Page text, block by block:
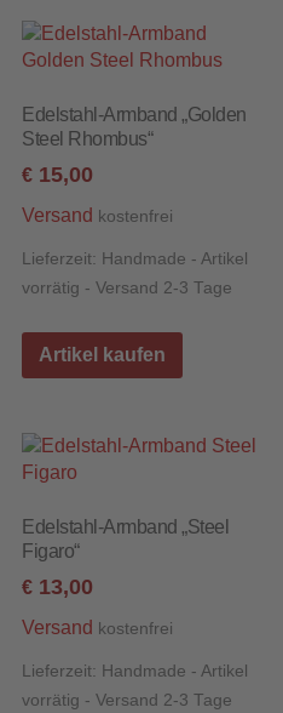
Edelstahl-Armband „Golden
Steel Rhombus“
€ 15,00
Versand kostenfrei
Lieferzeit: Handmade - Artikel
vorrätig - Versand 2-3 Tage
Artikel kaufen
Edelstahl-Armband „Steel
Figaro“
€ 13,00
Versand kostenfrei
Lieferzeit: Handmade - Artikel
vorrätig - Versand 2-3 Tage